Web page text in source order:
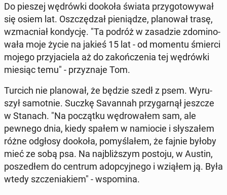
Do pieszej wę­drów­ki dookoła świata przy­go­to­wy­wał
się osiem lat. Oszczę­dzał pie­nią­dze, pla­no­wał trasę,
wzmac­niał kon­dy­cję. "Ta podróż w za­sa­dzie zdo­mi­no­
wa­ła moje życie na jakieś 15 lat - od momentu śmierci
mojego przy­ja­cie­la aż do za­koń­cze­nia tej wę­drów­ki
miesiąc temu" - przy­zna­je Tom.
Turcich nie pla­no­wał, że będzie szedł z psem. Wy­ru­
szył sa­mot­nie. Suczkę Sa­van­nah przy­gar­nął jeszcze
w Stanach. "Na po­cząt­ku wę­dro­wa­łem sam, ale
pewnego dnia, kiedy spałem w na­mio­cie i sły­sza­łem
różne odgłosy dookoła, po­my­śla­łem, że fajnie byłoby
mieć ze sobą psa. Na naj­bliż­szym postoju, w Austin,
po­sze­dłem do centrum ad­op­cyj­ne­go i wziąłem ją. Była
wtedy szcze­nia­kiem" - wspo­mi­na.